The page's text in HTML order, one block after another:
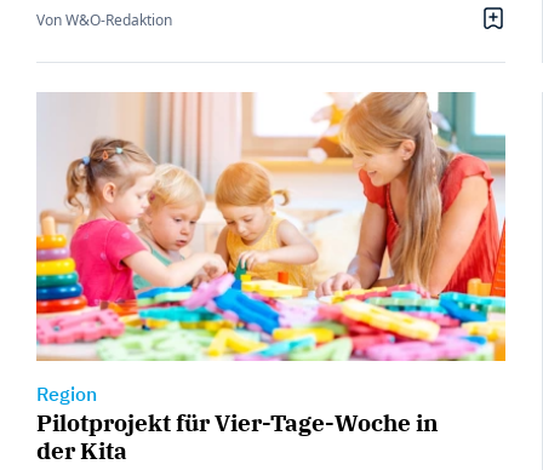
Von W&O-Redaktion
Region
Pilotprojekt für Vier-Tage-Woche in
der Kita